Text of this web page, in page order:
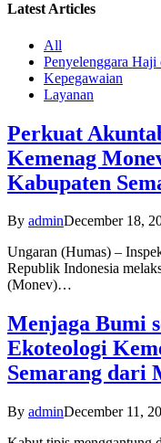
Latest Articles
All
Penyelenggara Haji
Kepegawaian
Layanan
Perkuat
Kemenag
Kabupaten
By adminDecember 18,
Ungaran (Humas) –
Republik Indonesia
(Monev)…
Menjaga Bumi
Ekoteologi
Semarang dari
By adminDecember 11,